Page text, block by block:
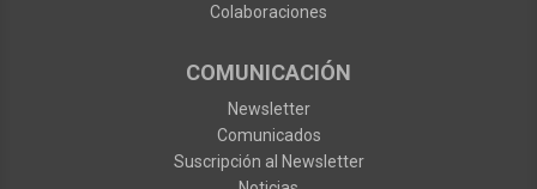
Colaboraciones
COMUNICACIÓN
Newsletter
Comunicados
Suscripción al Newsletter